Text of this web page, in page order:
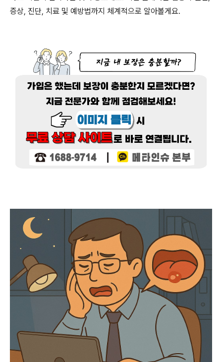
증상, 진단, 치료 및 예방법까지 체계적으로 알아볼게요.